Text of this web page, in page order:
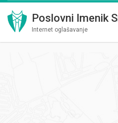
Poslovni Imenik
Internet oglašavanje